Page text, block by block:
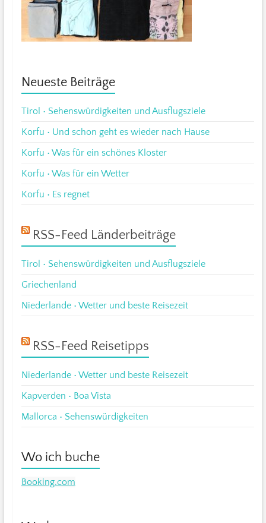
Neueste Beiträge
Tirol • Sehenswürdigkeiten und Ausflugsziele
Korfu • Und schon geht es wieder nach Hause
Korfu • Was für ein schönes Kloster
Korfu • Was für ein Wetter
Korfu • Es regnet
RSS-Feed Länderbeiträge
Tirol • Sehenswürdigkeiten und Ausflugsziele
Griechenland
Niederlande • Wetter und beste Reisezeit
RSS-Feed Reisetipps
Niederlande • Wetter und beste Reisezeit
Kapverden • Boa Vista
Mallorca • Sehenswürdigkeiten
Wo ich buche
Booking.com